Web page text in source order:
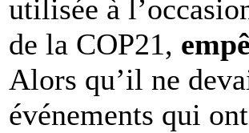
utilisée à
de la COP21,
Alors qu’il ne
événements qui